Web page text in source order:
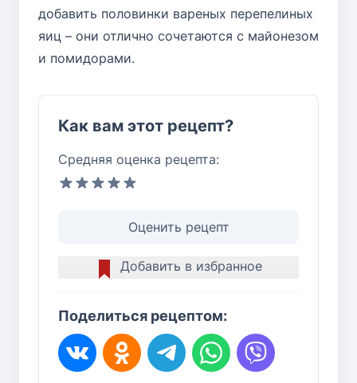
добавить половинки вареных перепелиных
яиц – они отлично сочетаются с майонезом
и помидорами.
Как вам этот рецепт?
Средняя оценка рецепта:
Оценить рецепт
Добавить в избранное
Поделиться рецептом: